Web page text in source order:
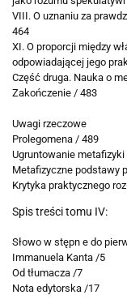
VIII. O uznaniu za
464
XI. O proporcji między
odpowiadającej jego
Część druga. Nauka o
Zakończenie / 483
Uwagi rzeczowe
Prolegomena / 489
Ugruntowanie
Metafizyczne podstawy
Krytyka praktycznego
Spis treści tomu IV:
Słowo w stępn e do
Immanuela Kanta /5
Od tłumacza /7
Nota edytorska /17